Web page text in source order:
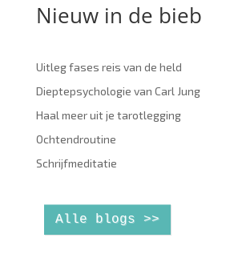
Nieuw in de bieb
Uitleg fases reis van de held
Dieptepsychologie van Carl Jung
Haal meer uit je tarotlegging
Ochtendroutine
Schrijfmeditatie
Alle blogs >>